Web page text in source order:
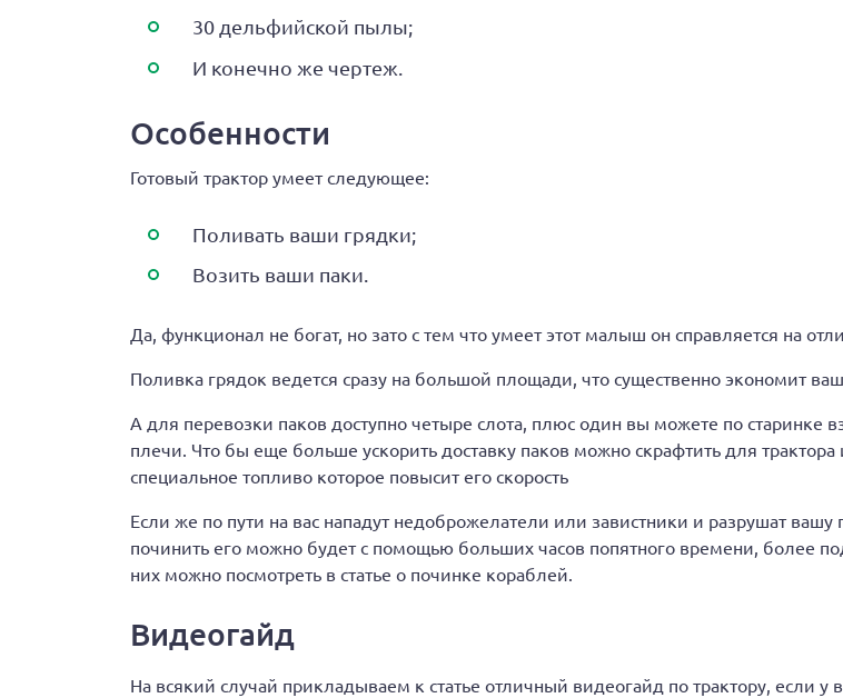
30 дельфийской пылы;
И конечно же чертеж.
Особенности
Готовый трактор умеет следующее:
Поливать ваши грядки;
Возить ваши паки.
Да, функционал не богат, но зато с тем что умеет этот малыш он справляется на
Поливка грядок ведется сразу на большой площади, что существенно экономит
А для перевозки паков доступно четыре слота, плюс один вы можете по старинке
плечи. Что бы еще больше ускорить доставку паков можно скрафтить для трактора
специальное топливо которое повысит его скорость
Если же по пути на вас нападут недоброжелатели или завистники и разрушат вашу
починить его можно будет с помощью больших часов попятного времени, более
них можно посмотреть в статье о починке кораблей.
Видеогайд
На всякий случай прикладываем к статье отличный видеогайд по трактору, если у